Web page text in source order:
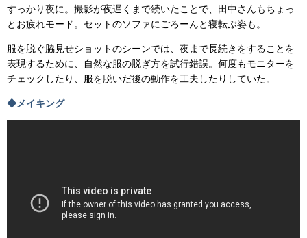
すっかり夜に。撮影が夜遅くまで続いたことで、田中さんもちょっ
とお疲れモード。セットのソファにごろーんと寝転ぶ姿も。
服を脱ぐ脇見せショットのシーンでは、夜まで長続きをすることを
表現するために、自然な服の脱ぎ方を試行錯誤。何度もモニターを
チェックしたり、服を脱いだ後の動作を工夫したりしていた。
◆メイキング